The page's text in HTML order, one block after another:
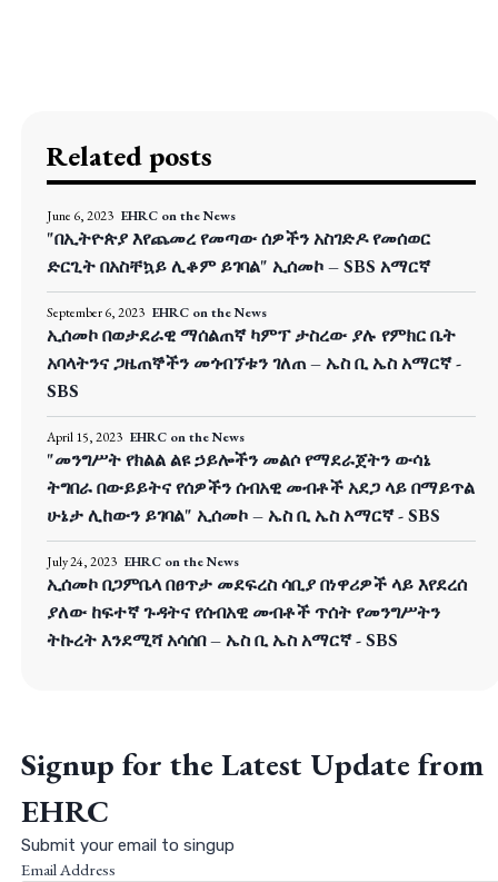
Related posts
June 6, 2023 EHRC on the News
"በኢትዮጵያ እየጨመረ የመጣው ሰዎችን አስገድዶ የመሰወር
ድርጊት በአስቸኳይ ሊቆም ይገባል" ኢሰመኮ – SBS አማርኛ
September 6, 2023 EHRC on the News
ኢሰመኮ በወታደራዊ ማሰልጠኛ ካምፕ ታስረው ያሉ የምክር ቤት
አባላትንና ጋዜጠኞችን መጎብኘቱን ገለጠ – ኤስ ቢ ኤስ አማርኛ -
SBS
April 15, 2023 EHRC on the News
"መንግሥት የክልል ልዩ ኃይሎችን መልሶ የማደራጀትን ውሳኔ
ትግበራ በውይይትና የሰዎችን ሰብአዊ መብቶች አደጋ ላይ በማይጥል
ሁኔታ ሊከውን ይገባል" ኢሰመኮ – ኤስ ቢ ኤስ አማርኛ - SBS
July 24, 2023 EHRC on the News
ኢሰመኮ በጋምቤላ በፀጥታ መደፍረስ ሳቢያ በነዋሪዎች ላይ እየደረሰ
ያለው ከፍተኛ ጉዳትና የሰብአዊ መብቶች ጥሰት የመንግሥትን
ትኩረት እንደሚሻ አሳሰበ – ኤስ ቢ ኤስ አማርኛ - SBS
Signup for the Latest Update from
EHRC
Submit your email to singup
Email Address